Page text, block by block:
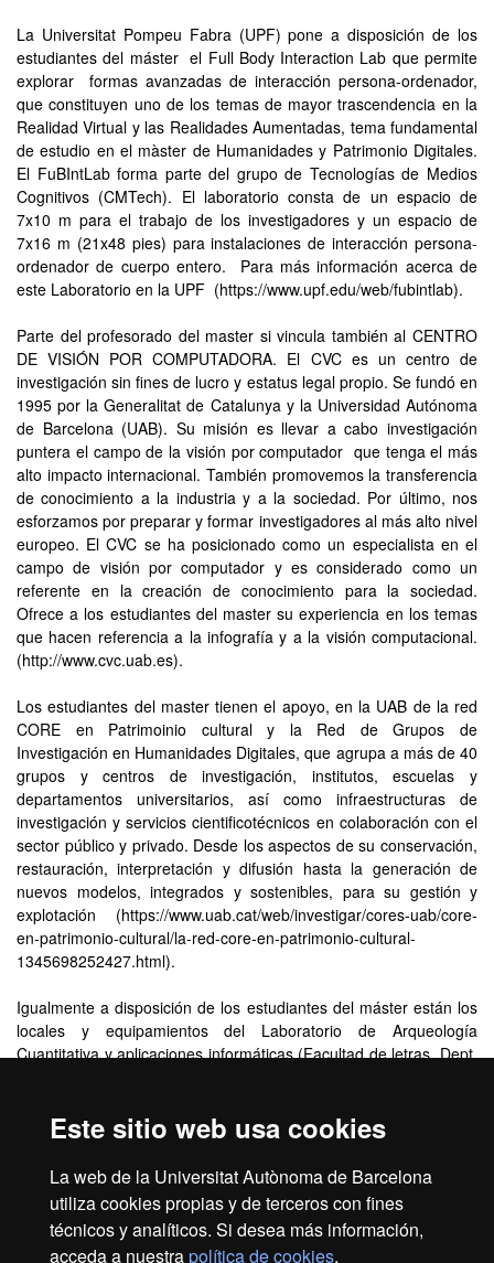
Este sitio web usa cookies
La web de la Universitat Autònoma de Barcelona
utiliza cookies propias y de terceros con fines
técnicos y analíticos. Si desea más información,
acceda a nuestrapolítica de cookies.
La Universitat Pompeu Fabra (UPF) pone a disposición de los
estudiantes del máster el Full Body Interaction Lab que permite
explorar formas avanzadas de interacción persona-ordenador,
que constituyen uno de los temas de mayor trascendencia en la
Realidad Virtual y las Realidades Aumentadas, tema fundamental
de estudio en el màster de Humanidades y Patrimonio Digitales.
El FuBIntLab forma parte del grupo de Tecnologías de Medios
Cognitivos (CMTech). El laboratorio consta de un espacio de
7x10 m para el trabajo de los investigadores y un espacio de
7x16 m (21x48 pies) para instalaciones de interacción persona-
ordenador de cuerpo entero. Para más información acerca de
este Laboratorio en la UPF (https://www.upf.edu/web/fubintlab).
Parte del profesorado del master si vincula también al CENTRO
DE VISIÓN POR COMPUTADORA. El CVC es un centro de
investigación sin fines de lucro y estatus legal propio. Se fundó en
1995 por la Generalitat de Catalunya y la Universidad Autónoma
de Barcelona (UAB). Su misión es llevar a cabo investigación
puntera el campo de la visión por computador que tenga el más
alto impacto internacional. También promovemos la transferencia
de conocimiento a la industria y a la sociedad. Por último, nos
esforzamos por preparar y formar investigadores al más alto nivel
europeo. El CVC se ha posicionado como un especialista en el
campo de visión por computador y es considerado como un
referente en la creación de conocimiento para la sociedad.
Ofrece a los estudiantes del master su experiencia en los temas
que hacen referencia a la infografía y a la visión computacional.
(http://www.cvc.uab.es).
Los estudiantes del master tienen el apoyo, en la UAB de la red
CORE en Patrimoinio cultural y la Red de Grupos de
Investigación en Humanidades Digitales, que agrupa a más de 40
grupos y centros de investigación, institutos, escuelas y
departamentos universitarios, así como infraestructuras de
investigación y servicios cientificotécnicos en colaboración con el
sector público y privado. Desde los aspectos de su conservación,
restauración, interpretación y difusión hasta la generación de
nuevos modelos, integrados y sostenibles, para su gestión y
explotación (https://www.uab.cat/web/investigar/cores-uab/core-
en-patrimonio-cultural/la-red-core-en-patrimonio-cultural-
1345698252427.html).
Igualmente a disposición de los estudiantes del máster están los
locales y equipamientos del Laboratorio de Arqueología
Cuantitativa y aplicaciones informáticas (Facultad de letras. Dept.
inteligencia artificial y simulación social. Por otro lado, la Facultad
de Tratamiento del Habla, especializado en grabación de
documentos sonoros, así como en el tratamiento y análisis de
datos acústicos grabados en sus instalaciones, disponiendo de
herramientas adecuadas para ello.